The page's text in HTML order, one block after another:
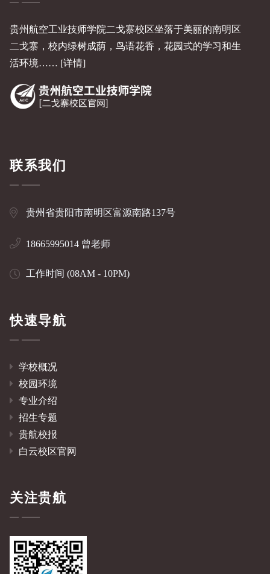
贵州航空工业技师学院二戈寨校区坐落于美丽的南明区
二戈寨，校内绿树成荫，鸟语花香，花园式的学习和生
活环境…… [详情]
联系我们
贵州省贵阳市南明区富源南路137号
18665995014 曾老师
工作时间 (08AM - 10PM)
快速导航
学校概况
校园环境
专业介绍
招生专题
贵航校报
白云校区官网
关注贵航